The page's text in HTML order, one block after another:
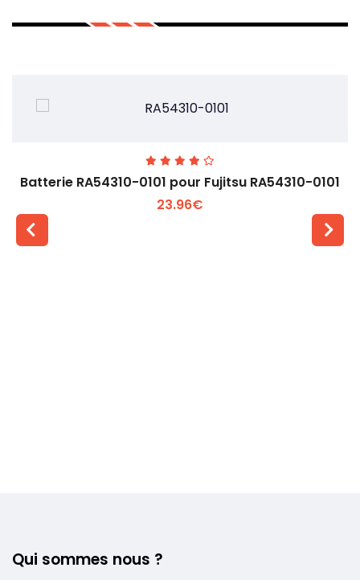
Batterie RA54310-0101 pour Fujitsu RA54310-0101
23.96€
Qui sommes nous ?